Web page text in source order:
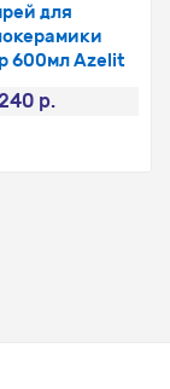
для
600мл Azelit
р.